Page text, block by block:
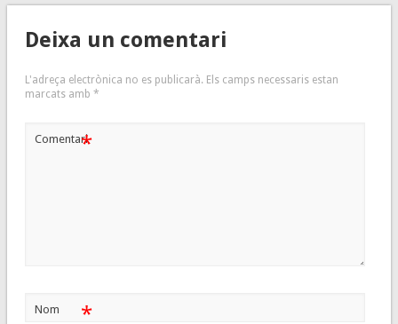
Deixa un comentari
L'adreça electrònica no es publicarà. Els camps necessaris estan
marcats amb *
Comentari*
Nom *